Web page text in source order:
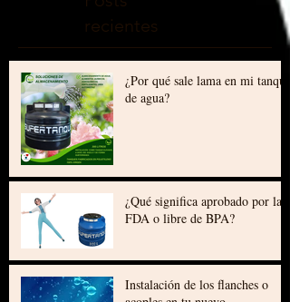
Posts
recientes
¿Por qué sale lama en mi tanque
¿Qué significa aprobado por la